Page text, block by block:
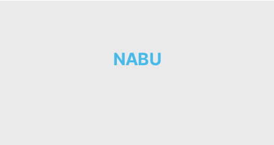
NABU